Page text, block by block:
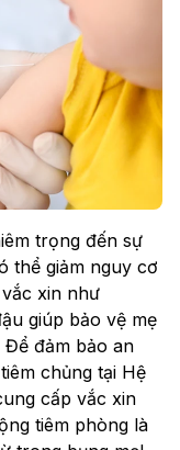
trọng đến sự
thể giảm nguy cơ
xin như
giúp bảo vệ mẹ
Để đảm bảo an
chủng tại Hệ
cấp vắc xin
tiêm phòng là